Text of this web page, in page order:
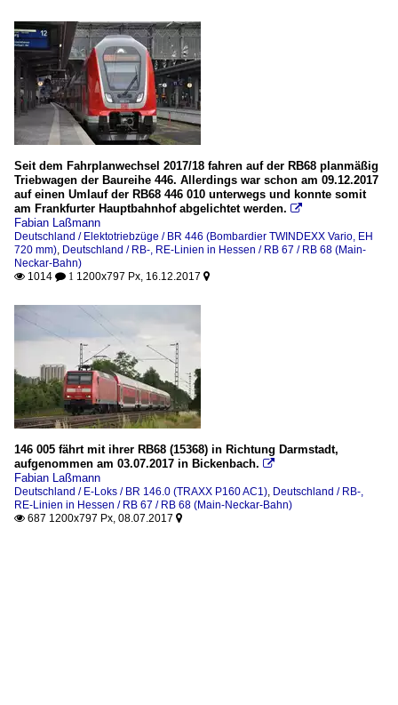
Seit dem Fahrplanwechsel 2017/18 fahren auf der RB68 planmäßig
Triebwagen der Baureihe 446. Allerdings war schon am 09.12.2017
auf einen Umlauf der RB68 446 010 unterwegs und konnte somit
am Frankfurter Hauptbahnhof abgelichtet werden. 
Fabian Laßmann
Deutschland / Elektotriebzüge / BR 446 (Bombardier TWINDEXX Vario, EH
720 mm) Deutschland / RB-, RE-Linien in Hessen / RB 67 / RB 68 (Main-
Neckar-Bahn)
 1014  1 1200x797 Px, 16.12.2017 
146 005 fährt mit ihrer RB68 (15368) in Richtung Darmstadt,
aufgenommen am 03.07.2017 in Bickenbach. 
Fabian Laßmann
Deutschland / E-Loks / BR 146.0 (TRAXX P160 AC1) Deutschland / RB-,
RE-Linien in Hessen / RB 67 / RB 68 (Main-Neckar-Bahn)
 687 1200x797 Px, 08.07.2017 